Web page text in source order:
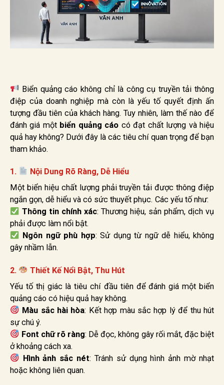
Biển quảng cáo không chỉ là công cụ truyền tải thông
điệp của doanh nghiệp mà còn là yếu tố quyết định ấn
tượng đầu tiên của khách hàng. Tuy nhiên, làm thế nào để
đánh giá một biển quảng cáo có đạt chất lượng và hiệu
quả hay không? Dưới đây là các tiêu chí quan trọng để bạn
tham khảo.
1.
Nội Dung Rõ Ràng, Dễ Hiểu
Một biển hiệu chất lượng phải truyền tải được thông điệp
ngắn gọn, dễ hiểu và có sức thuyết phục. Các yếu tố như:
Thông tin chính xác: Thương hiệu, sản phẩm, dịch vụ
phải được làm nổi bật.
Ngôn ngữ phù hợp: Sử dụng từ ngữ dễ hiểu, không
gây nhầm lẫn.
2.
Thiết Kế Nổi Bật, Thu Hút
Yếu tố thị giác là tiêu chí đầu tiên để đánh giá một biển
quảng cáo có hiệu quả hay không.
Màu sắc hài hòa: Kết hợp màu sắc hợp lý để thu hút
sự chú ý.
Font chữ rõ ràng: Dễ đọc, không gây rối mắt, đặc biệt
ở khoảng cách xa.
Hình ảnh sắc nét: Tránh sử dụng hình ảnh mờ nhạt
hoặc không liên quan.